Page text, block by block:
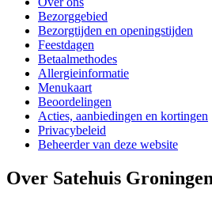
Bezorggebied
Bezorgtijden en openingstijden
Feestdagen
Betaalmethodes
Allergieinformatie
Menukaart
Beoordelingen
Acties, aanbiedingen en kortingen
Privacybeleid
Beheerder van deze website
Over Satehuis